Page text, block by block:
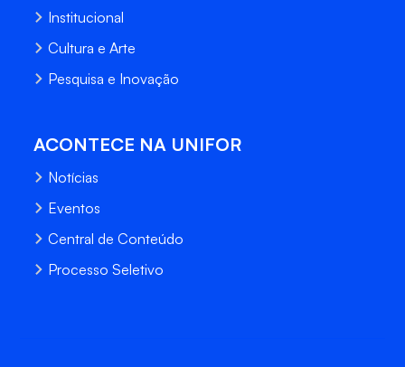
Institucional
Cultura e Arte
Pesquisa e Inovação
ACONTECE NA UNIFOR
Notícias
Eventos
Central de Conteúdo
Processo Seletivo